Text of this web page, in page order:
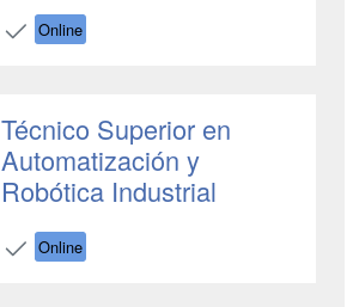
Online
Técnico Superior en
Automatización y
Robótica Industrial
Online